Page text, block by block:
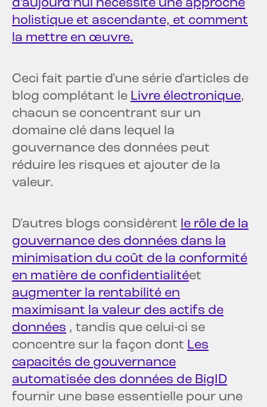
d’aujourd’hui nécessite une approche
holistique et ascendante, et comment
la mettre en œuvre.
Ceci fait partie d'une série d'articles de
blog complétant le Livre électronique,
chacun se concentrant sur un
domaine clé dans lequel la
gouvernance des données peut
réduire les risques et ajouter de la
valeur.
D'autres blogs considèrent le rôle de la
gouvernance des données dans la
minimisation du coût de la conformité
en matière de confidentialitéet
augmenter la rentabilité en
maximisant la valeur des actifs de
données , tandis que celui-ci se
concentre sur la façon dont Les
capacités de gouvernance
automatisée des données de BigID
fournir une base essentielle pour une